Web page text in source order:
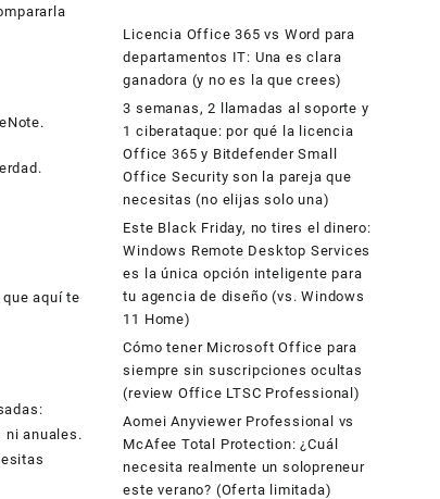
aquí te
ni anuales.
Licencia Office 365 vs Word para
departamentos IT: Una es clara
ganadora (y no es la que crees)
3 semanas, 2 llamadas al soporte y
1 ciberataque: por qué la licencia
Office 365 y Bitdefender Small
Office Security son la pareja que
necesitas (no elijas solo una)
Este Black Friday, no tires el dinero:
Windows Remote Desktop Services
es la única opción inteligente para
tu agencia de diseño (vs. Windows
11 Home)
Cómo tener Microsoft Office para
siempre sin suscripciones ocultas
(review Office LTSC Professional)
Aomei Anyviewer Professional vs
McAfee Total Protection: ¿Cuál
necesita realmente un solopreneur
este verano? (Oferta limitada)